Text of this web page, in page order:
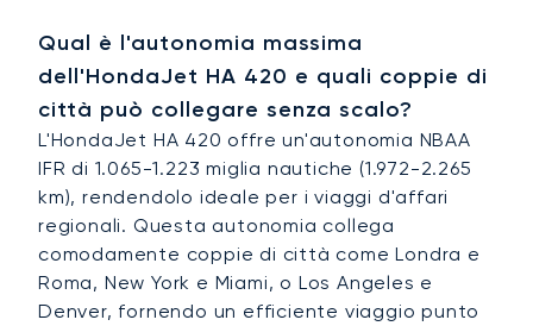
Qual è l'autonomia massima
dell'HondaJet HA 420 e quali coppie di
città può collegare senza scalo?
L'HondaJet HA 420 offre un'autonomia NBAA
IFR di 1.065-1.223 miglia nautiche (1.972-2.265
km), rendendolo ideale per i viaggi d'affari
regionali. Questa autonomia collega
comodamente coppie di città come Londra e
Roma, New York e Miami, o Los Angeles e
Denver, fornendo un efficiente viaggio punto